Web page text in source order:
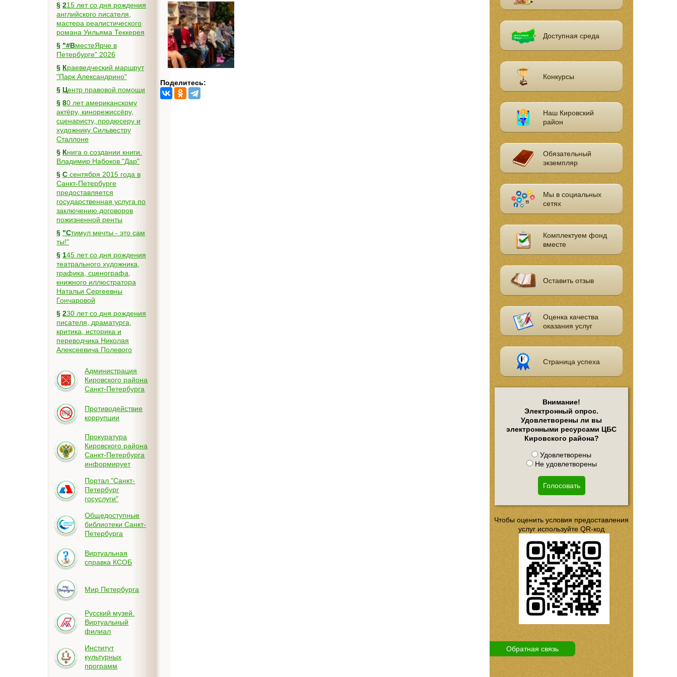
§ 215 лет со дня рождения
английского писателя,
мастера реалистического
романа Уильяма Теккерея
§ "#ВместеЯрче в
Петербурге" 2026
§ Краеведческий маршрут
"Парк Александрино"
§
Центр правовой помощи
§ 80 лет американскому
актёру, кинорежиссёру,
сценаристу, продюсеру и
художнику Сильвестру
Сталлоне
§ Книга о создании книги.
Владимир Набоков "Дар"
§ С сентября 2015 года в
Санкт-Петербурге
предоставляется
государственная услуга по
заключению договоров
пожизненной ренты
§ "Стимул мечты - это сам
ты!"
§ 145 лет со дня рождения
театрального художника,
графика, сценографа,
книжного иллюстратора
Натальи Сергеевны
Гончаровой
§ 230 лет со дня рождения
писателя, драматурга,
критика, историка и
переводчика Николая
Алексеевича Полевого
Администрация
Кировского района
Санкт-Петербурга
Противодействие
коррупции
Прокуратура
Кировского района
Санкт-Петербурга
информирует
Портал "Санкт-
Петербург
госуслуги"
Общедоступные
библиотеки Санкт-
Петербурга
Виртуальная
справка КСОБ
Мир Петербурга
Русский музей.
Виртуальный
филиал
Институт
культурных
программ
Поделитесь:
Доступная среда
Конкурсы
Наш Кировский
район
Обязательный
экземпляр
Мы в социальных
сетях
Комплектуем фонд
вместе
Оставить отзыв
Оценка качества
оказания услуг
Страница успеха
Внимание!
Электронный опрос.
Удовлетворены ли вы
электронными ресурсами ЦБС
Кировского района?
Удовлетворены
Не удовлетворены
Голосовать
Чтобы оценить условия предоставления
услуг используйте QR-код
Обратная связь